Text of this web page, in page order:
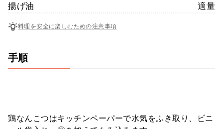
揚げ油
適量
料理を安全に楽しむための注意事項
手順
鶏なんこつはキッチンペーパーで水気をふき取り、ビニ